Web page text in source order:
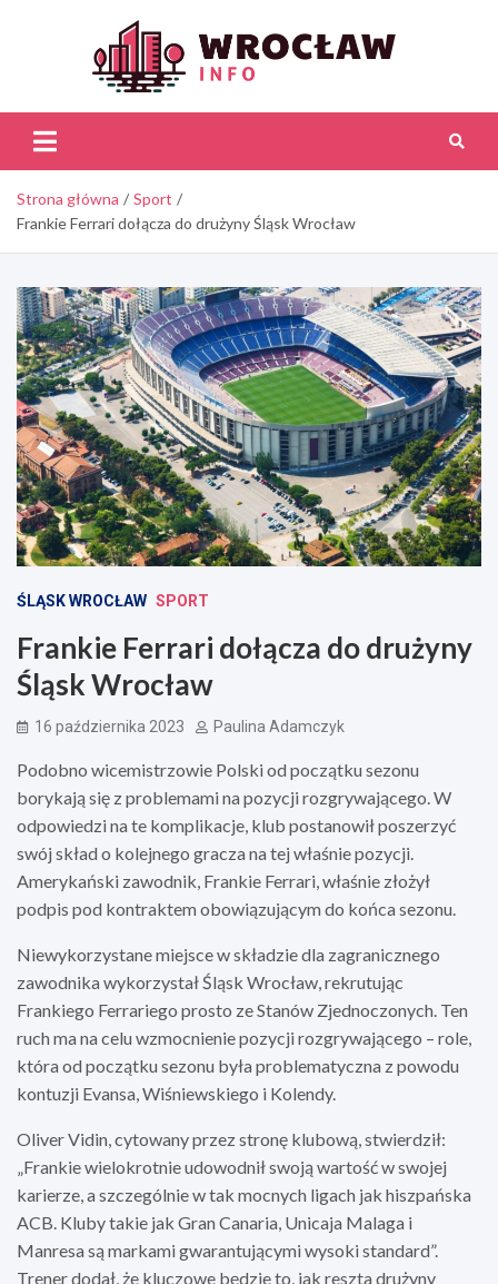
Strona główna
Sport
Frankie Ferrari dołącza do drużyny Śląsk Wrocław
ŚLĄSK WROCŁAW SPORT
Frankie Ferrari dołącza do drużyny
Śląsk Wrocław
16 października 2023 Paulina Adamczyk
Podobno wicemistrzowie Polski od początku sezonu
borykają się z problemami na pozycji rozgrywającego. W
odpowiedzi na te komplikacje, klub postanowił poszerzyć
swój skład o kolejnego gracza na tej właśnie pozycji.
Amerykański zawodnik, Frankie Ferrari, właśnie złożył
podpis pod kontraktem obowiązującym do końca sezonu.
Niewykorzystane miejsce w składzie dla zagranicznego
zawodnika wykorzystał Śląsk Wrocław, rekrutując
Frankiego Ferrariego prosto ze Stanów Zjednoczonych. Ten
ruch ma na celu wzmocnienie pozycji rozgrywającego – role,
która od początku sezonu była problematyczna z powodu
kontuzji Evansa, Wiśniewskiego i Kolendy.
Oliver Vidin, cytowany przez stronę klubową, stwierdził:
„Frankie wielokrotnie udowodnił swoją wartość w swojej
karierze, a szczególnie w tak mocnych ligach jak hiszpańska
ACB. Kluby takie jak Gran Canaria, Unicaja Malaga i
Manresa są markami gwarantującymi wysoki standard”.
Trener dodał, że kluczowe będzie to, jak reszta drużyny